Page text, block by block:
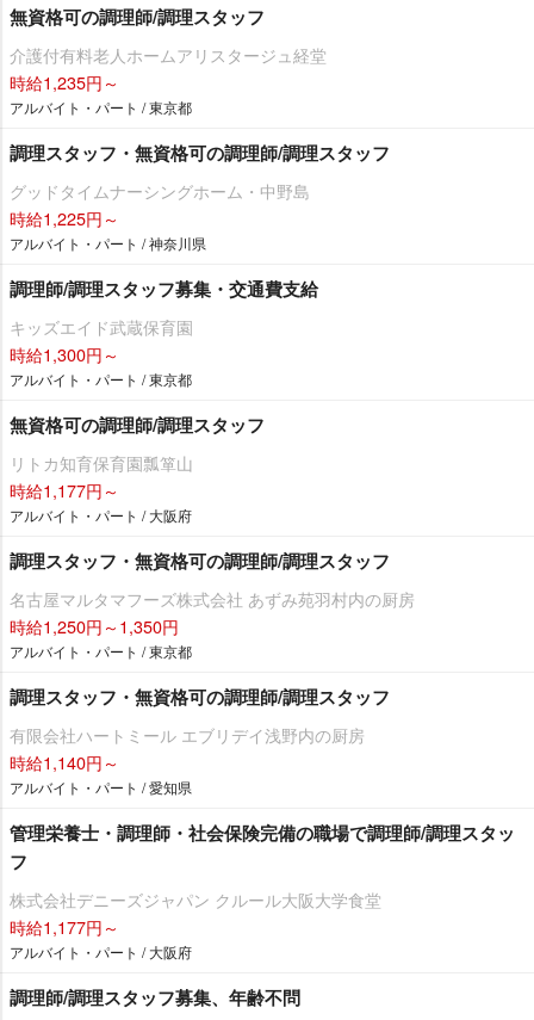
無資格可の調理師/調理スタッフ
介護付有料老人ホームアリスタージュ経堂
時給1,235円～
アルバイト・パート / 東京都
調理スタッフ・無資格可の調理師/調理スタッフ
グッドタイムナーシングホーム・中野島
時給1,225円～
アルバイト・パート / 神奈川県
調理師/調理スタッフ募集・交通費支給
キッズエイド武蔵保育園
時給1,300円～
アルバイト・パート / 東京都
無資格可の調理師/調理スタッフ
リトカ知育保育園瓢箪山
時給1,177円～
アルバイト・パート / 大阪府
調理スタッフ・無資格可の調理師/調理スタッフ
名古屋マルタマフーズ株式会社 あずみ苑羽村内の厨房
時給1,250円～1,350円
アルバイト・パート / 東京都
調理スタッフ・無資格可の調理師/調理スタッフ
有限会社ハートミール エブリデイ浅野内の厨房
時給1,140円～
アルバイト・パート / 愛知県
管理栄養士・調理師・社会保険完備の職場で調理師/調理スタッ
フ
株式会社デニーズジャパン クルール大阪大学食堂
時給1,177円～
アルバイト・パート / 大阪府
調理師/調理スタッフ募集、年齢不問